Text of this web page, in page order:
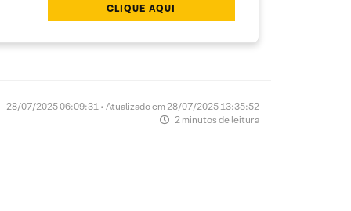
CLIQUE AQUI
28/07/2025 06:09:31 • Atualizado em 28/07/2025 13:35:52
2 minutos de leitura